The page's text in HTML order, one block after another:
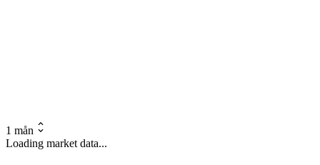
1 mån
Loading market data...